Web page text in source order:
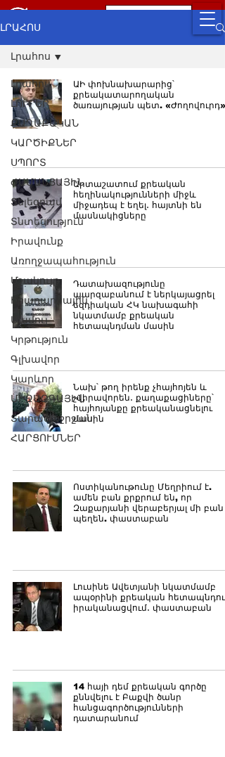
ԼՐԱՀՈՍ
Լրահոս
ԼՈՒՐԵՐ
ՔԱՂԱՔԱԿԱՆ
ԿԱՐԾԻՔՆԵՐ
ՍՊՈՐՏ
ԺԱՄԱՆՑԱՅԻՆ
Տելեգրամ
Տնտեսություն
Իրավունք
Առողջապահություն
Մշակույթ
Իրադարձային
Մամուլ
Կրթություն
Գլխավոր
Կարևոր
ՄԻՋԱԶԳԱՅԻՆ
Տարածաշրջան
ՀԱՐՑՈՒՄՆԵՐ
Լրահոս
ԱԻ փոխնախարարից՝
քրեակատարողական
ծառայության պետ. «Ժողովուրդ»
Արտաշատում քրեական
հեղինակությունների միջև
միջադեպ է եղել․ հայտնի են
մասնակիցները
Դատախազությունը
պարզաբանում է ներկայացրել
եզդիական ՀԿ նախագահի
նկատմամբ քրեական
հետապնդման մասին
Նախ՝ թող իրենք չհայհոյեն և
չվիրավորեն․ քաղաքացիները՝
հայհոյանքը քրեականացնելու
մասին
Ոստիկանութունը Մեղրիում է.
ամեն բան քրքրում են, որ
Զաքարյանի վերաբերյալ մի բան
պեղեն. փաստաբան
Լուսինե Ավետյանի նկատմամբ
ապօրինի քրեական
իրականացվում․ փաստաբան
14 հայի դեմ քրեական գործը
քննվելու է Բաքվի ծանր
հանցագործությունների
դատարանում